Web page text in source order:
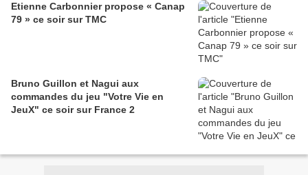
Etienne Carbonnier propose « Canap
79 » ce soir sur TMC
Bruno Guillon et Nagui aux
commandes du jeu "Votre Vie en
JeuX" ce soir sur France 2